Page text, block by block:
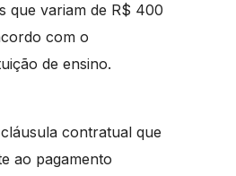
que variam de R$ 400
com o
de ensino.
contratual que
ao pagamento